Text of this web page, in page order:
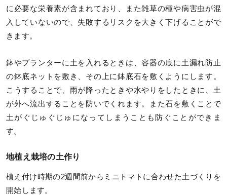
に必要な栄養素が含まれており、また雑草の種や病害虫が混
入していないので、失敗するリスクを大きく下げることがで
きます。
鉢やプランターに土を入れるときは、容器の底に土漏れ防止
の鉢底ネットを敷き、その上に鉢底石を敷くようにします。
こうすることで、雨が降ったときや水やりをしたときに、土
が外へ流出することを防いでくれます。また石を敷くことで
土がぐじゅぐじゅになってしまうことも防ぐことができま
す。
地植え栽培の土作り
植え付け時期の2週間前からミニトマトに合わせた土づくりを
開始します。